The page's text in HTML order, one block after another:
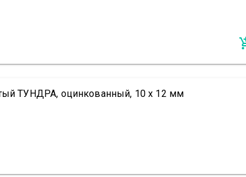
ТУНДРА, оцинкованный, 10 х 12 мм